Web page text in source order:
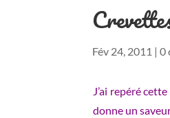
Fév 24, 2011 |0
J’ai repéré
donne un